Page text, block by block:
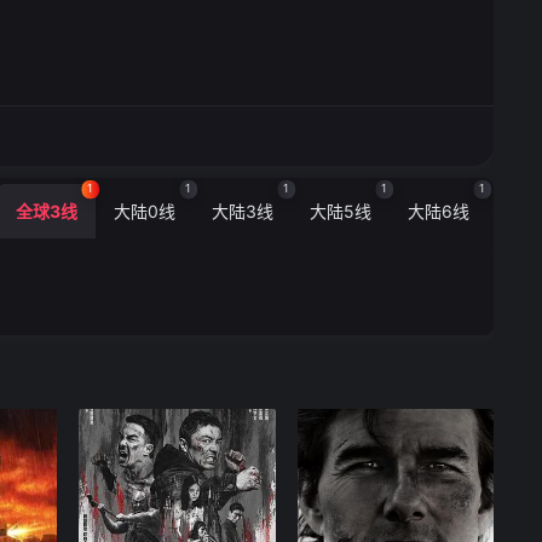
全球3线
1
大陆0线
1
大陆3线
1
大陆5线
1
大陆6线
1